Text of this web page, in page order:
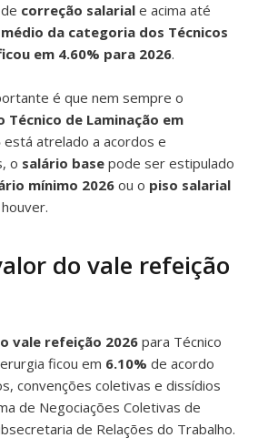
correção salarial e acima até
da categoria dos Técnicos
em 4.60% para 2026.
é que nem sempre o
Técnico de Laminação em
está atrelado a acordos e
o salário base pode ser estipulado
mínimo 2026ou o piso salarial
do vale refeição
vale refeição 2026 para Técnico
ficou em 6.10% de acordo
convenções coletivas e dissídios
de Negociações Coletivas de
de Relações do Trabalho.